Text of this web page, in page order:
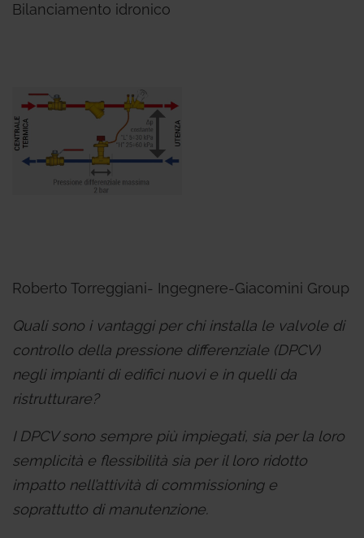
Bilanciamento idronico
Roberto Torreggiani- Ingegnere-Giacomini Group
Quali sono i vantaggi per chi installa le valvole di
controllo della pressione differenziale (DPCV)
negli impianti di edifici nuovi e in quelli da
ristrutturare?
I DPCV sono sempre più impiegati, sia per la loro
semplicità e flessibilità sia per il loro ridotto
impatto nell’attività di commissioning e
soprattutto di manutenzione.